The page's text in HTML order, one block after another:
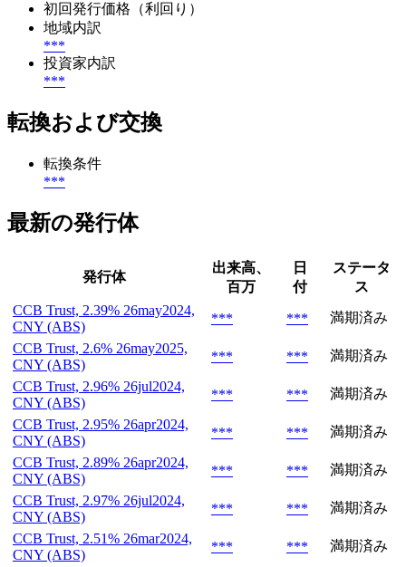
初回発行価格（利回り）
地域内訳
***
投資家内訳
***
転換および交換
転換条件
***
最新の発行体
発行体
出来高、
百万
日
付
ステータ
ス
CCB Trust, 2.39% 26may2024,
CNY (ABS)
*** ***
満期済み
CCB Trust, 2.6% 26may2025,
CNY (ABS)
*** ***
満期済み
CCB Trust, 2.96% 26jul2024,
CNY (ABS)
*** ***
満期済み
CCB Trust, 2.95% 26apr2024,
CNY (ABS)
*** ***
満期済み
CCB Trust, 2.89% 26apr2024,
CNY (ABS)
*** ***
満期済み
CCB Trust, 2.97% 26jul2024,
CNY (ABS)
*** ***
満期済み
CCB Trust, 2.51% 26mar2024,
CNY (ABS)
*** ***
満期済み